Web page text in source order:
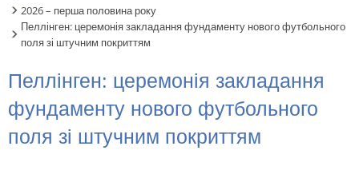
UK
2026 – перша половина року
Пеллінген: церемонія закладання фундаменту нового футбольного
поля зі штучним покриттям
Пеллінген: церемонія закладання
фундаменту нового футбольного
поля зі штучним покриттям